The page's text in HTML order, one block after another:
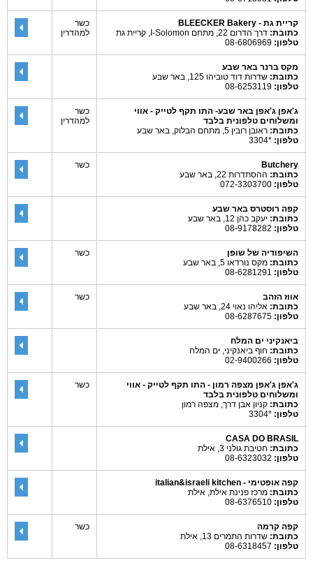
קריית גת - BLEECKER Bakery
כתובת: דרך הדרום 22, מתחם I-Solomon, קריית גת
טלפון:
כשר
למהדרין
מקס ברנר באר שבע
כתובת: שדרות דוד טוביהו 125, באר שבע
טלפון:
ג'אפן ג'אפן באר שבע- התו תקף לטייק - אווי
ומשלוחים טלפונית בלבד
כתובת: ראובן רובין 5, מתחם הבלוק, באר שבע
טלפון: *3304
כשר
למהדרין
Butchery
כתובת: ההסתדרות 22, באר שבע
טלפון:
כשר
קפה רוסטרס באר שבע
כתובת: יעקב כהן 12, באר שבע
טלפון:
השיפודיה של שופן
כתובת: מקס נורדאו 5, באר שבע
טלפון:
כשר
אווז הזהב
כתובת: אליהו נאוי 24, באר שבע
טלפון:
כשר
ביאנקיני ים המלח
כתובת: חוף ביאנקיני, ים המלח
טלפון:
ג'אפן ג'אפן מצפה רמון - התו תקף לטייק - אווי
ומשלוחים טלפונית בלבד
כתובת: קניון אבן דרך, מצפה רמון
טלפון: *3304
כשר
CASA DO BRASIL
כתובת: חטיבת גולני 3, אילת
טלפון:
קפה אופטימי - italian&israeli kitchen
כתובת: מרכז פנינת אילת, אילת
טלפון:
קפה קרמה
כתובת: שדרות התמרים 13, אילת
טלפון:
כשר